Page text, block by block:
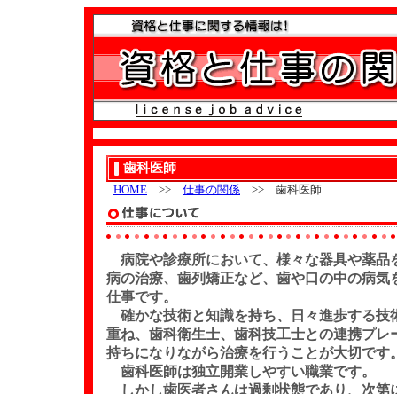
歯科医師
HOME >> 仕事の関係 >> 歯科医師
病院や診療所において、様々な器具や薬品
病の治療、歯列矯正など、歯や口の中の病気
仕事です。
確かな技術と知識を持ち、日々進歩する技
重ね、歯科衛生士、歯科技工士との連携プレ
持ちになりながら治療を行うことが大切です
歯科医師は独立開業しやすい職業です。
しかし歯医者さんは過剰状態であり、次第